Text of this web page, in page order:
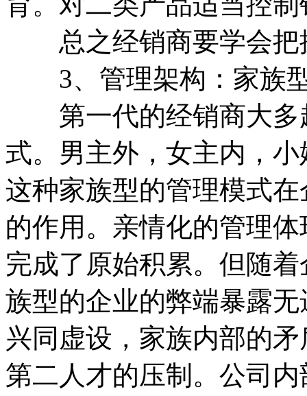
总之经销商要学会把
3、管理架构：家族
第一代的经销商大多
式。男主外，女主内，
这种家族型的管理模式
的作用。亲情化的管理
完成了原始积累。但随
族型的企业的弊端暴露
兴同虚设，家族内部的
第二人才的压制。公司